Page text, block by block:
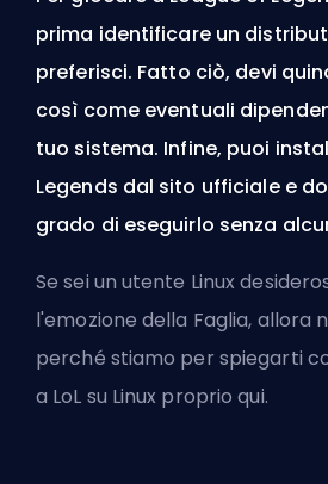
prima identificare un
preferisci. Fatto ciò, devi
così come eventuali
tuo sistema. Infine, puoi
Legends dal sito ufficiale e
grado di eseguirlo senza
Se sei un utente Linux
l'emozione della Faglia, allora
perché stiamo per spiegarti
a LoL su Linux proprio qui.